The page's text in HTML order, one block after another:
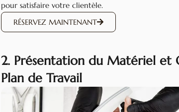
pour satisfaire votre clientèle.
RÉSERVEZ MAINTENANT
2. Présentation du Matériel et
Plan de Travail